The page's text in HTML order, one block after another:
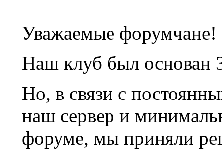
Уважаемые форумчане!
Наш клуб был основан
Но, в связи с
наш сервер и
форуме, мы приняли